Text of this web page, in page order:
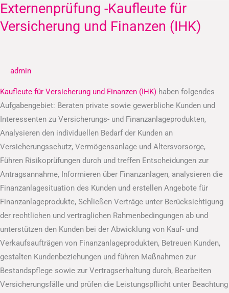
Externenprüfung -Kaufleute für
Versicherung und Finanzen (IHK)
admin
Kaufleute für Versicherung und Finanzen (IHK) haben folgendes
Aufgabengebiet: Beraten private sowie gewerbliche Kunden und
Interessenten zu Versicherungs- und Finanzanlageprodukten,
Analysieren den individuellen Bedarf der Kunden an
Versicherungsschutz, Vermögensanlage und Altersvorsorge,
Führen Risikoprüfungen durch und treffen Entscheidungen zur
Antragsannahme, Informieren über Finanzanlagen, analysieren die
Finanzanlagesituation des Kunden und erstellen Angebote für
Finanzanlageprodukte, Schließen Verträge unter Berücksichtigung
der rechtlichen und vertraglichen Rahmenbedingungen ab und
unterstützen den Kunden bei der Abwicklung von Kauf- und
Verkaufsaufträgen von Finanzanlageprodukten, Betreuen Kunden,
gestalten Kundenbeziehungen und führen Maßnahmen zur
Bestandspflege sowie zur Vertragserhaltung durch, Bearbeiten
Versicherungsfälle und prüfen die Leistungspflicht unter Beachtung
Externenprüfung
-
Kaufleute
und
Finanzen
(IHK)